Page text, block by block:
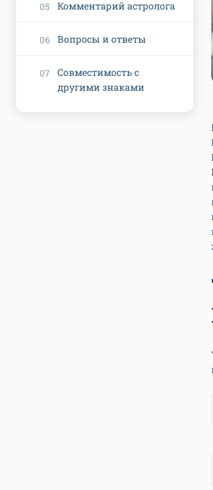
Комментарий астролога
Вопросы и ответы
Совместимость с
другими знаками